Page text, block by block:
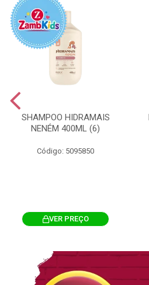
SHAMPOO HIDRAMAIS
NENÉM 400ML (6)
Código: 5095850
VER PREÇO